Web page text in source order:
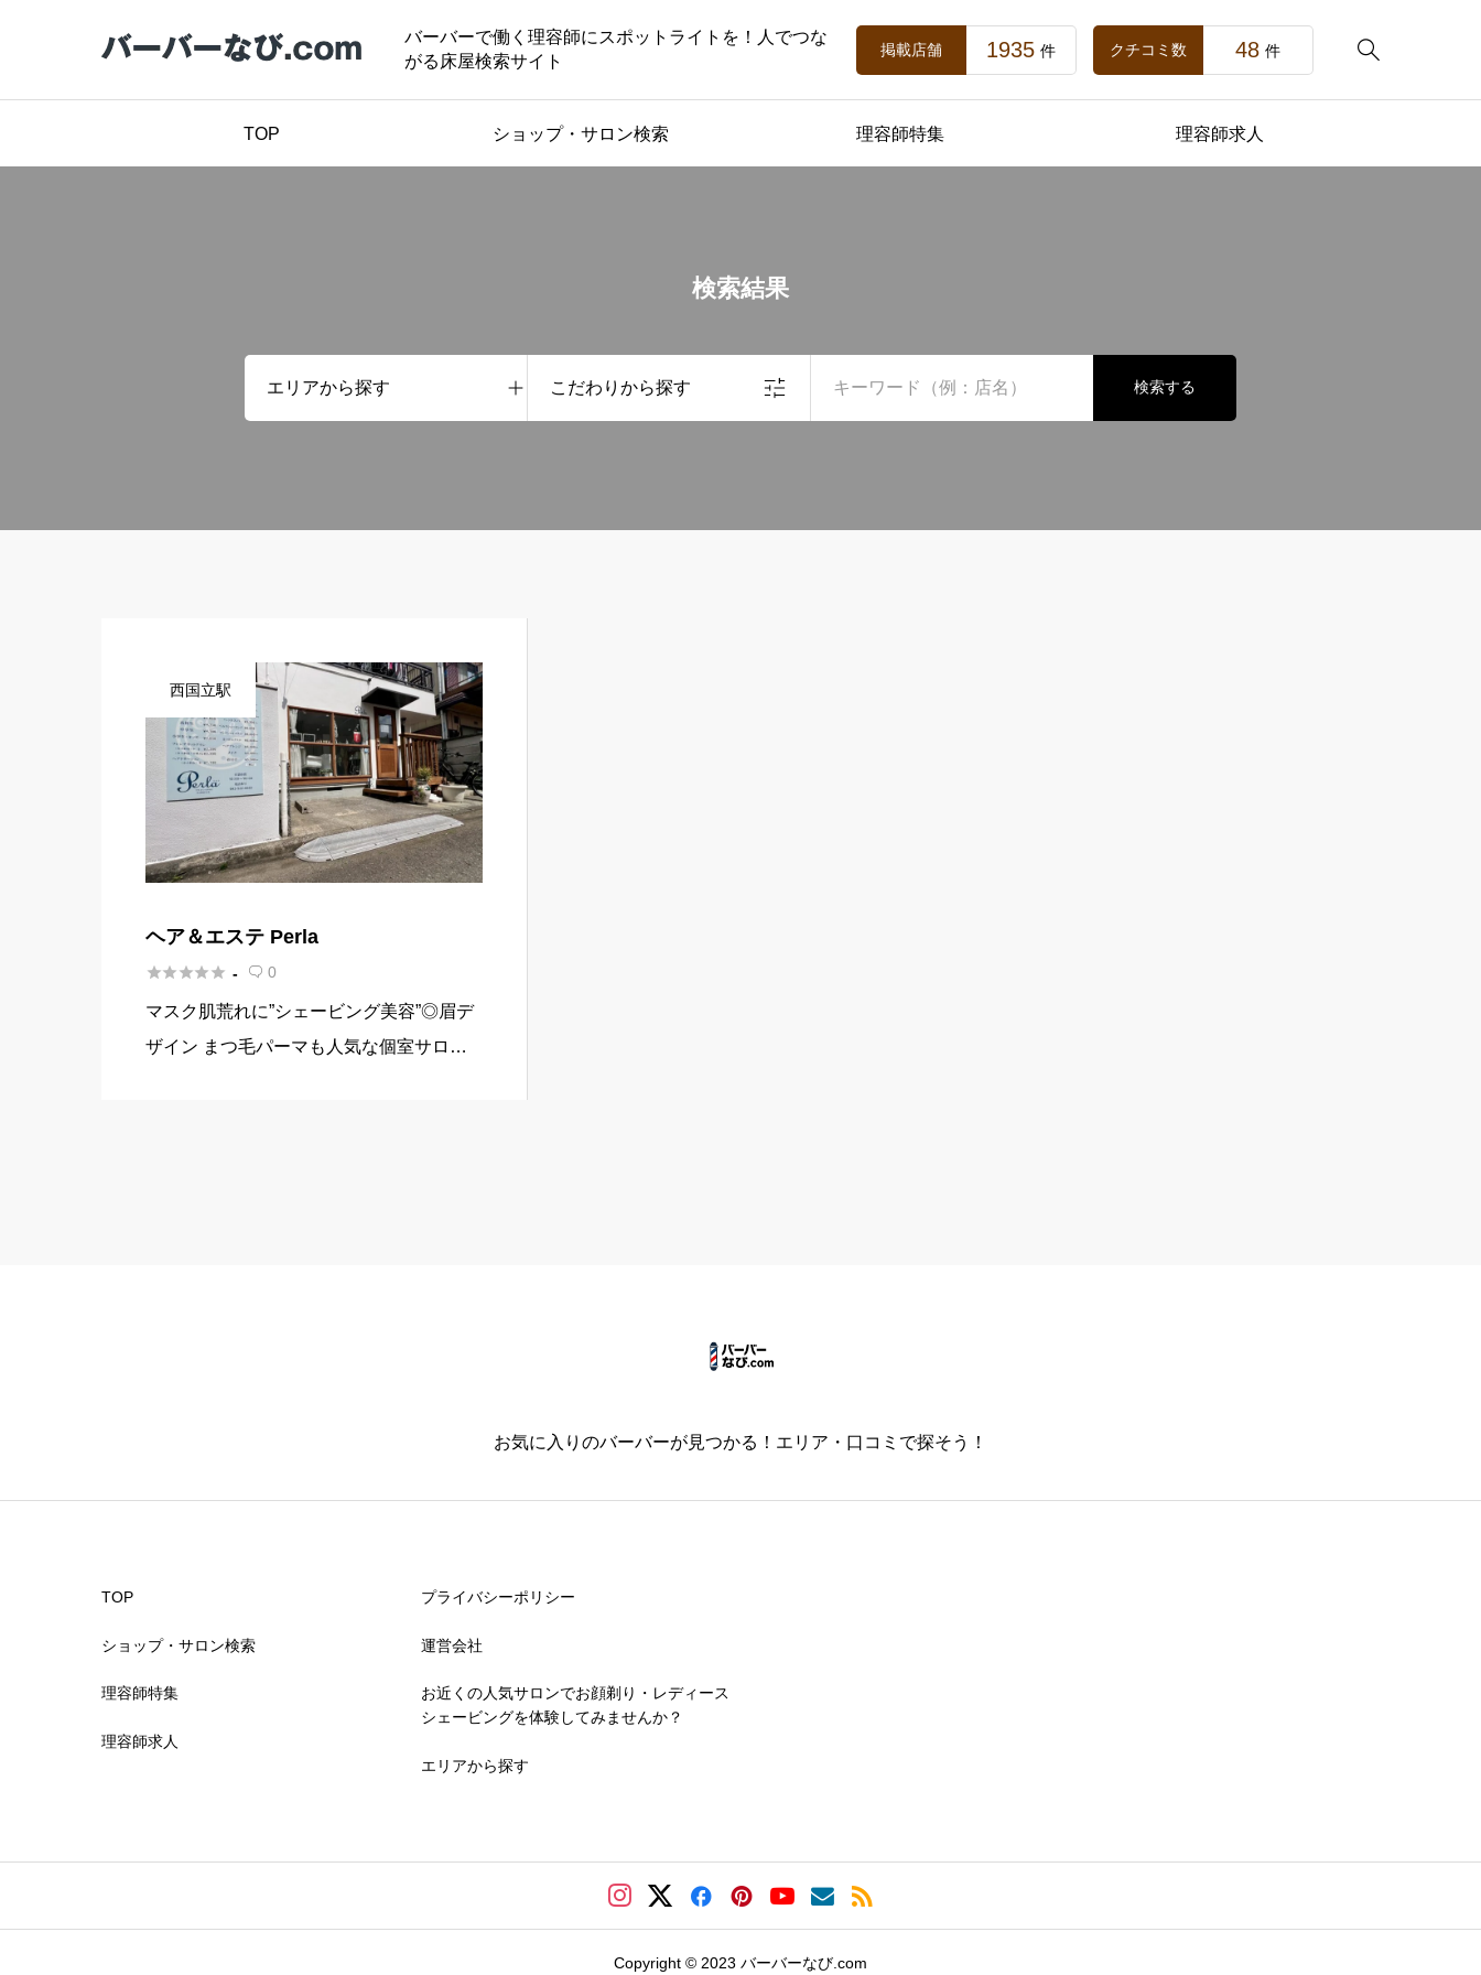
バーバーで働く理容師にスポットライトを！人でつな
がる床屋検索サイト

掲載店舗 1935 件 クチコミ数 48 件
TOP ショップ・サロン検索 理容師特集 理容師求人
検索結果
こだわりから探す 検索する
西国立駅
ヘア＆エステ Perla
 -  0
マスク肌荒れに”シェービング美容”◎眉デ
ザイン まつ毛パーマも人気な個室サロン♪
お気に入りのバーバーが見つかる！エリア・口コミで探そう！
TOP
ショップ・サロン検索
理容師特集
理容師求人
プライバシーポリシー
運営会社
お近くの人気サロンでお顔剃り・レディース
シェービングを体験してみませんか？
エリアから探す
Copyright © 2023 バーバーなび.com